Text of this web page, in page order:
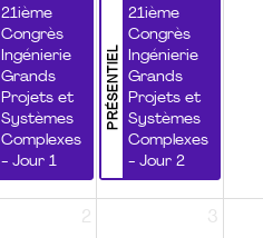
21ième
Congrès
Ingénierie
Grands
Projets et
Systèmes
Complexes
- Jour 1
PRÉSENTIEL
21ième
Congrès
Ingénierie
Grands
Projets et
Systèmes
Complexes
- Jour 2
2 3